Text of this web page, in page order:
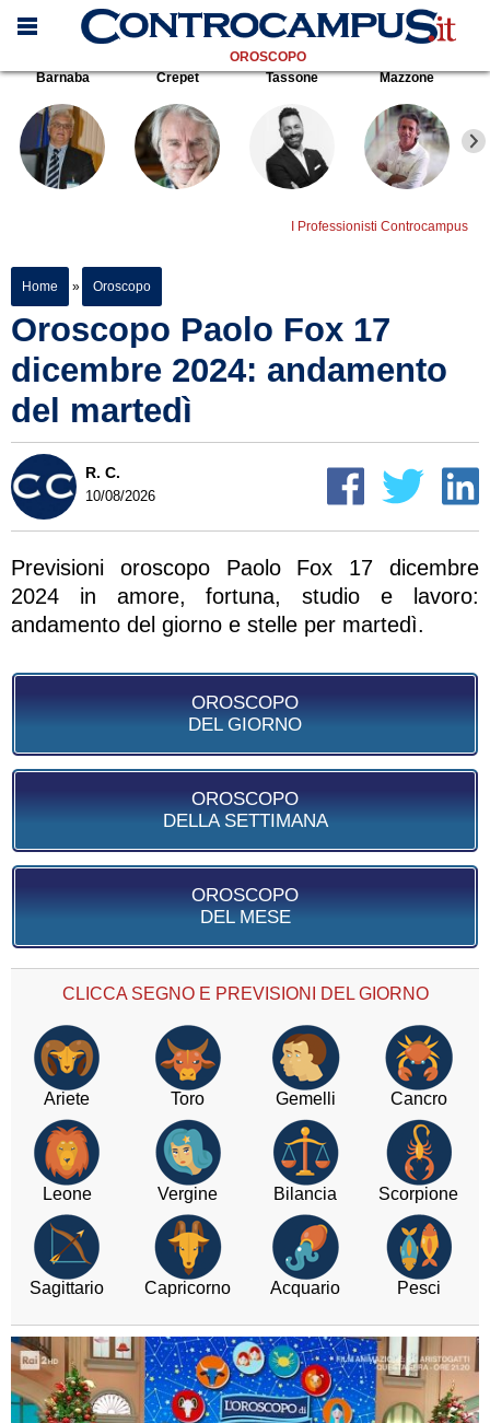
OROSCOPO
Barnaba
Crepet Tassone Mazzone
I Professionisti Controcampus
Home » Oroscopo
Oroscopo Paolo Fox 17
dicembre 2024: andamento
del martedì
R. C.
10/08/2026
Previsioni oroscopo Paolo Fox 17 dicembre
2024 in amore, fortuna, studio e lavoro:
andamento del giorno e stelle per martedì.
OROSCOPO
DEL GIORNO
OROSCOPO
DELLA SETTIMANA
OROSCOPO
DEL MESE
CLICCA SEGNO E PREVISIONI DEL GIORNO
Ariete Toro Gemelli Cancro
Leone Vergine Bilancia Scorpione
Sagittario Capricorno Acquario Pesci